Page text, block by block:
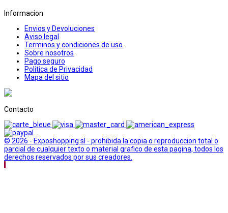
Informacion
Envios y Devoluciones
Aviso legal
Terminos y condiciones de uso
Sobre nosotros
Pago seguro
Politica de Privacidad
Mapa del sitio
Contacto
© 2026 - Exposhopping sl - prohibida la copia o reproduccion total o
parcial de cualquier texto o material grafico de esta pagina, todos los
derechos reservados por sus creadores.